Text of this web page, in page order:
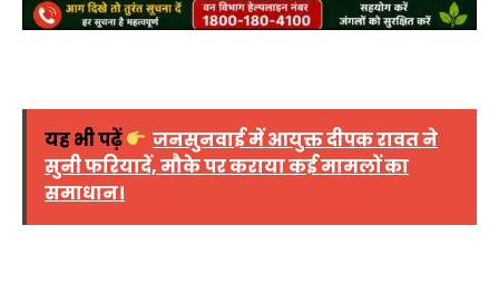
यह भी पढ़ें
जनसुनवाई में आयुक्त दीपक रावत ने
सुनी फरियादें, मौके पर कराया कई मामलों का
समाधान।